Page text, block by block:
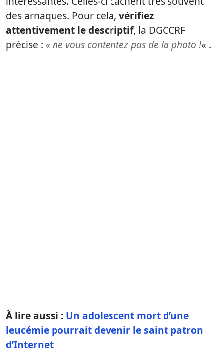
des arnaques. Pour cela, vérifiez
attentivement le descriptif, la DGCCRF
précise : « ne vous contentez pas de la photo !« .
À lire aussi : Un adolescent mort d’une
leucémie pourrait devenir le saint patron
d’Internet